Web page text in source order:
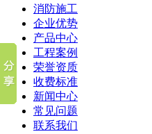
消防施工
企业优势
产品中心
工程案例
荣誉资质
收费标准
新闻中心
常见问题
联系我们